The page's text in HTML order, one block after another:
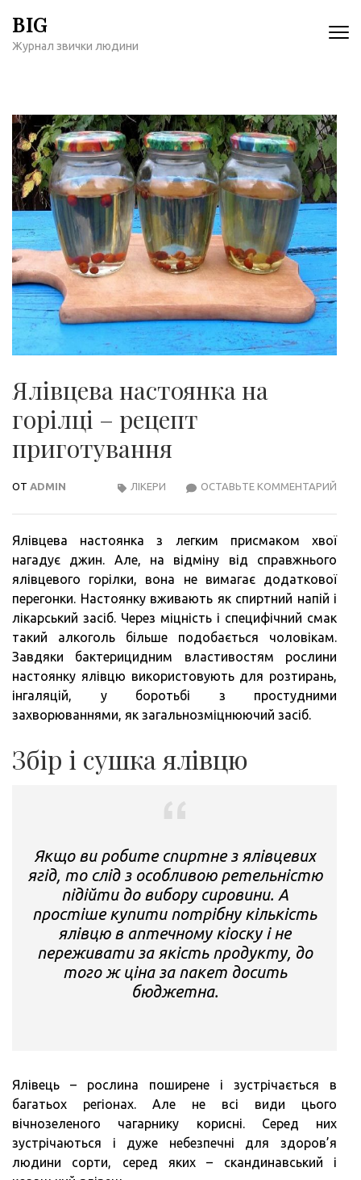
содержимому
BIG
Журнал звички людини
Ялівцева настоянка на
горілці – рецепт
приготування
ОТ ADMIN ОСТАВЬТЕ КОММЕНТАРИЙ
ЛІКЕРИ
Ялівцева настоянка з легким присмаком хвої
нагадує джин. Але, на відміну від справжнього
ялівцевого горілки, вона не вимагає додаткової
перегонки. Настоянку вживають як спиртний напій і
лікарський засіб. Через міцність і специфічний смак
такий алкоголь більше подобається чоловікам.
Завдяки бактерицидним властивостям рослини
настоянку ялівцю використовують для розтирань,
інгаляцій, у боротьбі з простудними
захворюваннями, як загальнозміцнюючий засіб.
Збір і сушка ялівцю
Якщо ви робите спиртне з ялівцевих
ягід, то слід з особливою ретельністю
підійти до вибору сировини. А
простіше купити потрібну кількість
ялівцю в аптечному кіоску і не
переживати за якість продукту, до
того ж ціна за пакет досить
бюджетна.
Ялівець – рослина поширене і зустрічається в
багатьох регіонах. Але не всі види цього
вічнозеленого чагарнику корисні. Серед них
зустрічаються і дуже небезпечні для здоров’я
людини сорти, серед яких – скандинавський і